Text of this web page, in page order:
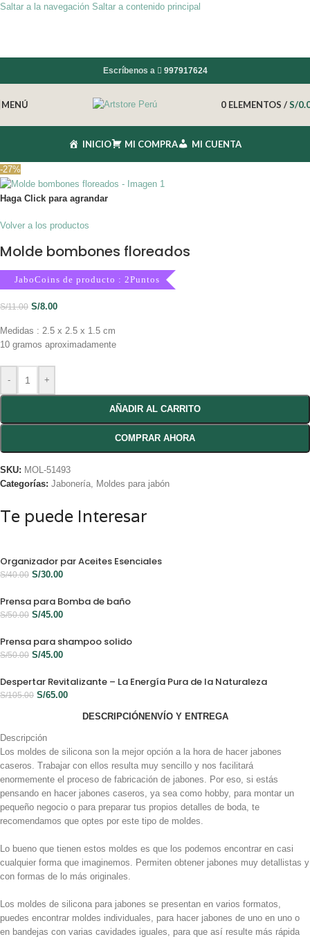
Saltar a la navegación Saltar a contenido principal
Escríbenos a 997917624
MENÚ 0 ELEMENTOS /S/
INICIO MI COMPRA MI CUENTA
-27%
Haga Click para agrandar
Volver a los productos
Molde bombones floreados
JaboCoins de producto : 2Puntos
S/11.00 S/8.00
Medidas : 2.5 x 2.5 x 1.5 cm
10 gramos aproximadamente
- +
AÑADIR AL CARRITO
COMPRAR AHORA
SKU: MOL-51493
Categorías: Jabonería Moldes para jabón
Te puede Interesar
Organizador par Aceites Esenciales
S/40.00 S/30.00
Prensa para Bomba de baño
S/50.00 S/45.00
Prensa para shampoo solido
S/50.00 S/45.00
Despertar Revitalizante – La Energía Pura de la Naturaleza
S/105.00 S/65.00
DESCRIPCIÓNENVÍO Y ENTREGA
Descripción
Los moldes de silicona son la mejor opción a la hora de hacer jabones
caseros. Trabajar con ellos resulta muy sencillo y nos facilitará
enormemente el proceso de fabricación de jabones. Por eso, si estás
pensando en hacer jabones caseros, ya sea como hobby, para montar un
pequeño negocio o para preparar tus propios detalles de boda, te
recomendamos que optes por este tipo de moldes.
Lo bueno que tienen estos moldes es que los podemos encontrar en casi
cualquier forma que imaginemos. Permiten obtener jabones muy detallistas y
con formas de lo más originales.
Los moldes de silicona para jabones se presentan en varios formatos,
puedes encontrar moldes individuales, para hacer jabones de uno en uno o
en bandejas con varias cavidades iguales, para que así resulte más rápida